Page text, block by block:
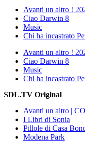
Avanti un altro !
Ciao Darwin 8
Music
Chi ha incastrato
Avanti un altro !
Ciao Darwin 8
Music
Chi ha incastrato
SDL.TV Original
Avanti un altro |
I Libri di Sonia
Pillole di Casa
Modena Park